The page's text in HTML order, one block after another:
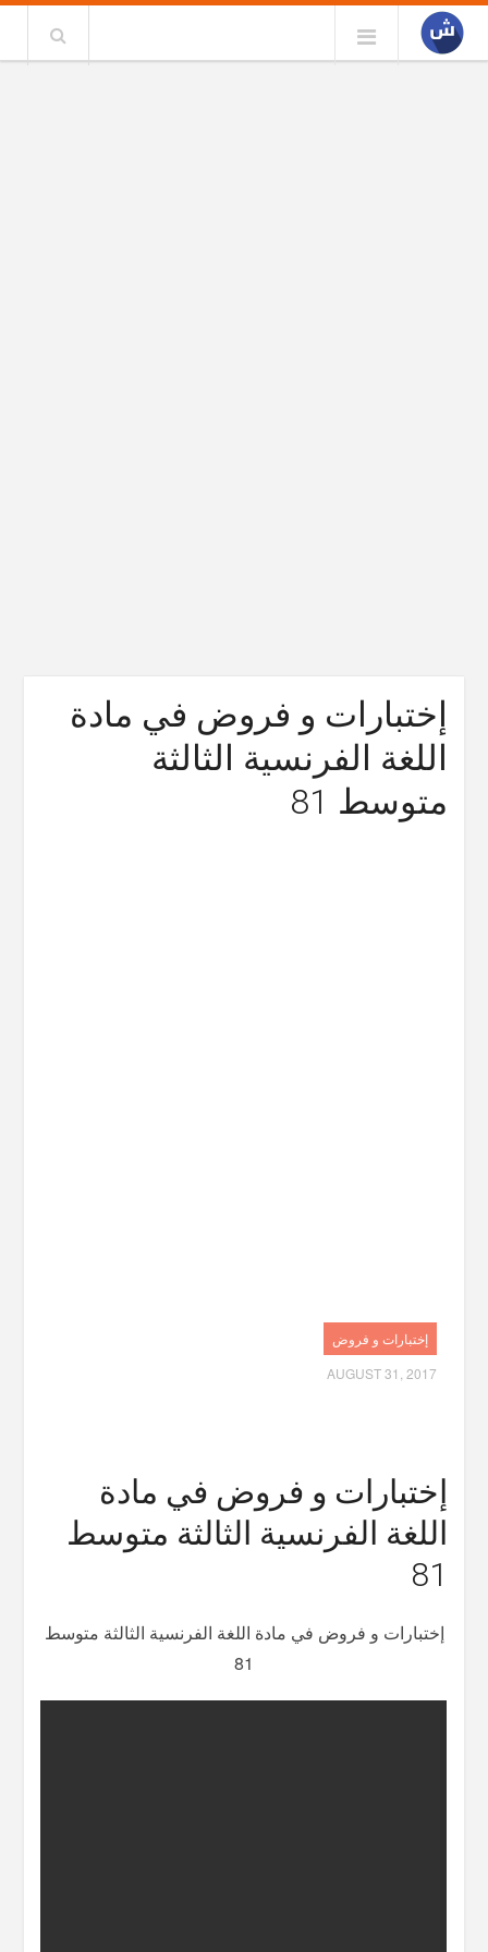
إختبارات و فروض في مادة
اللغة الفرنسية الثالثة
متوسط 81
إختبارات و فروض
AUGUST 31, 2017
إختبارات و فروض في مادة
اللغة الفرنسية الثالثة متوسط
81
إختبارات و فروض في مادة اللغة الفرنسية الثالثة متوسط
81